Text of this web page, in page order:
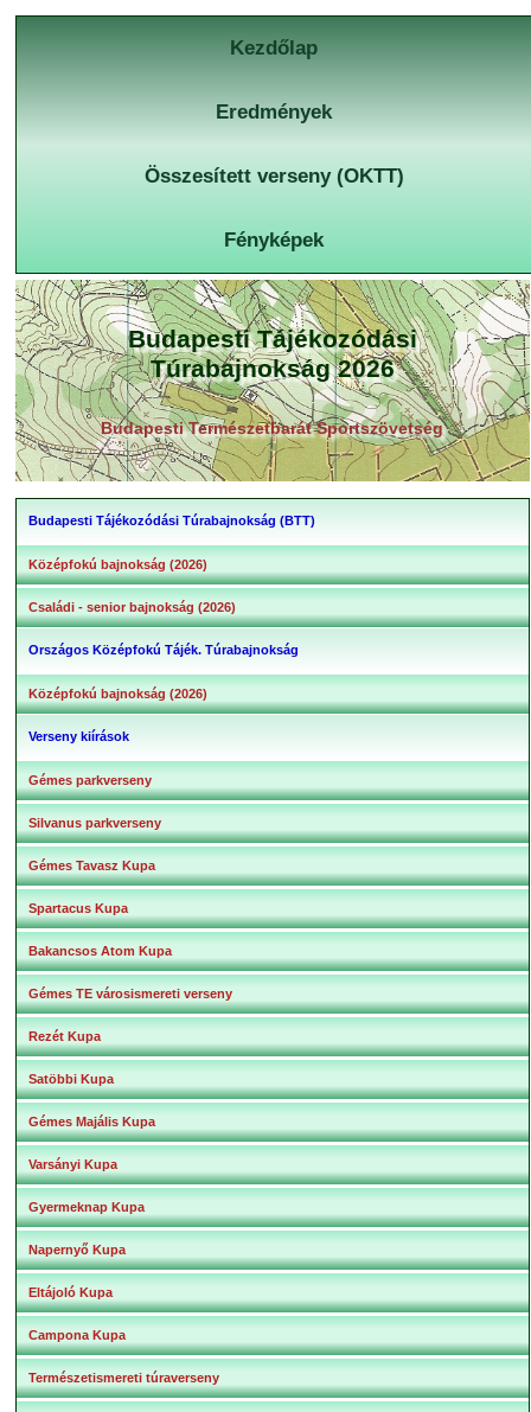
Kezdőlap
Eredmények
Összesített verseny (OKTT)
Fényképek
Budapesti Tájékozódási
Túrabajnokság 2026
Budapesti Természetbarát Sportszövetség
Budapesti Tájékozódási Túrabajnokság (BTT)
Középfokú bajnokság (2026)
Családi - senior bajnokság (2026)
Országos Középfokú Tájék. Túrabajnokság
Középfokú bajnokság (2026)
Verseny kiírások
Gémes parkverseny
Silvanus parkverseny
Gémes Tavasz Kupa
Spartacus Kupa
Bakancsos Atom Kupa
Gémes TE városismereti verseny
Rezét Kupa
Satöbbi Kupa
Gémes Majális Kupa
Varsányi Kupa
Gyermeknap Kupa
Napernyő Kupa
Eltájoló Kupa
Campona Kupa
Természetismereti túraverseny